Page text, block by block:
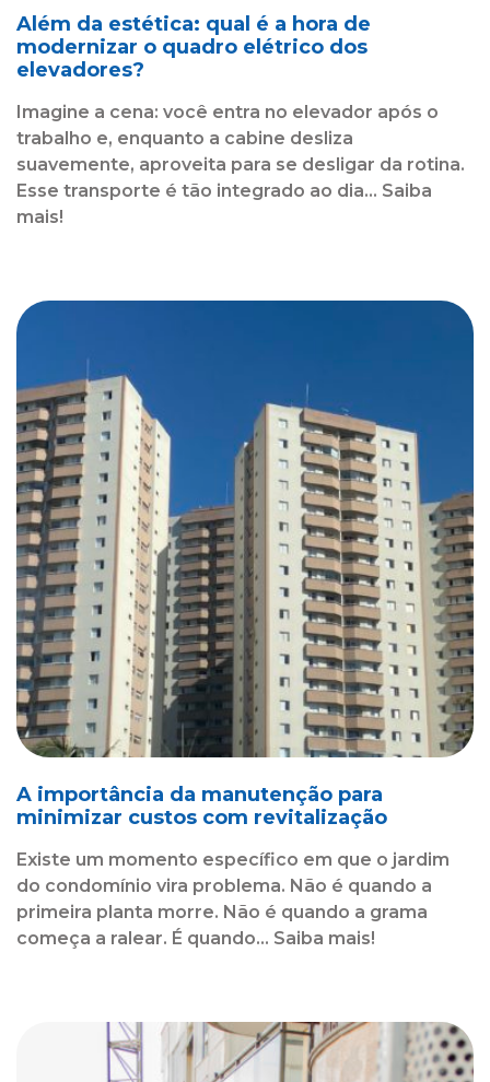
Além da estética: qual é a hora de
modernizar o quadro elétrico dos
elevadores?
Imagine a cena: você entra no elevador após o
trabalho e, enquanto a cabine desliza
suavemente, aproveita para se desligar da rotina.
Esse transporte é tão integrado ao dia... Saiba
mais!
A importância da manutenção para
minimizar custos com revitalização
Existe um momento específico em que o jardim
do condomínio vira problema. Não é quando a
primeira planta morre. Não é quando a grama
começa a ralear. É quando... Saiba mais!